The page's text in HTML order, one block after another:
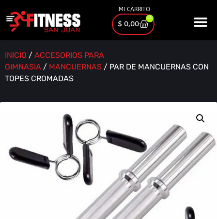
MI CARRITO
$ 0,00
0
INICIO / ACCESORIOS PARA
GIMNASIA / MANCUERNAS / PAR DE MANCUERNAS CON
TOPES CROMADAS